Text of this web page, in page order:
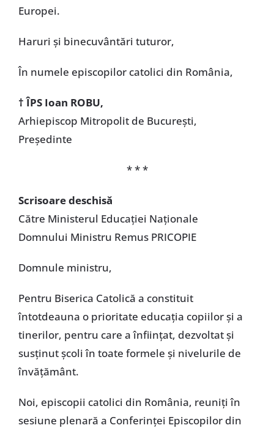
Europei.
Haruri şi binecuvântări tuturor,
În numele episcopilor catolici din România,
† ÎPS Ioan ROBU,
Arhiepiscop Mitropolit de Bucureşti,
Preşedinte
* * *
Scrisoare deschisă
Către Ministerul Educaţiei Naţionale
Domnului Ministru Remus PRICOPIE
Domnule ministru,
Pentru Biserica Catolică a constituit
întotdeauna o prioritate educaţia copiilor şi a
tinerilor, pentru care a înfiinţat, dezvoltat şi
susţinut şcoli în toate formele şi nivelurile de
învăţământ.
Noi, episcopii catolici din România, reuniţi în
sesiune plenară a Conferinţei Episcopilor din